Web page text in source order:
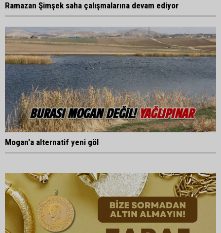
Ramazan Şimşek saha çalışmalarına devam ediyor
Mogan'a alternatif yeni göl